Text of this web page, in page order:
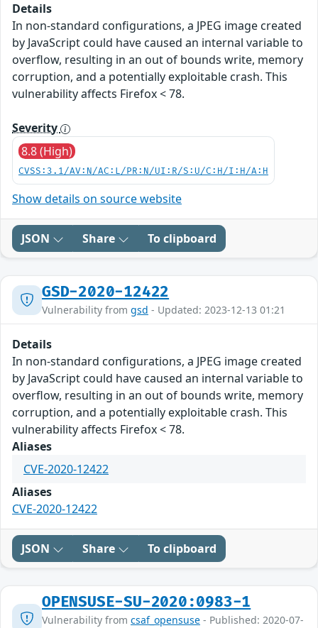
Details
In non-standard configurations, a JPEG image created
by JavaScript could have caused an internal variable to
overflow, resulting in an out of bounds write, memory
corruption, and a potentially exploitable crash. This
vulnerability affects Firefox < 78.
Severity
8.8 (High)
CVSS:3.1/AV:N/AC:L/PR:N/UI:R/S:U/C:H/I:H/A:H
Show details on source website
JSON Share To clipboard
GSD-2020-12422
Vulnerability from gsd - Updated: 2023-12-13 01:21
Details
In non-standard configurations, a JPEG image created
by JavaScript could have caused an internal variable to
overflow, resulting in an out of bounds write, memory
corruption, and a potentially exploitable crash. This
vulnerability affects Firefox < 78.
Aliases
CVE-2020-12422
Aliases
CVE-2020-12422
JSON Share To clipboard
OPENSUSE-SU-2020:0983-1
Vulnerability from csaf_opensuse - Published: 2020-07-